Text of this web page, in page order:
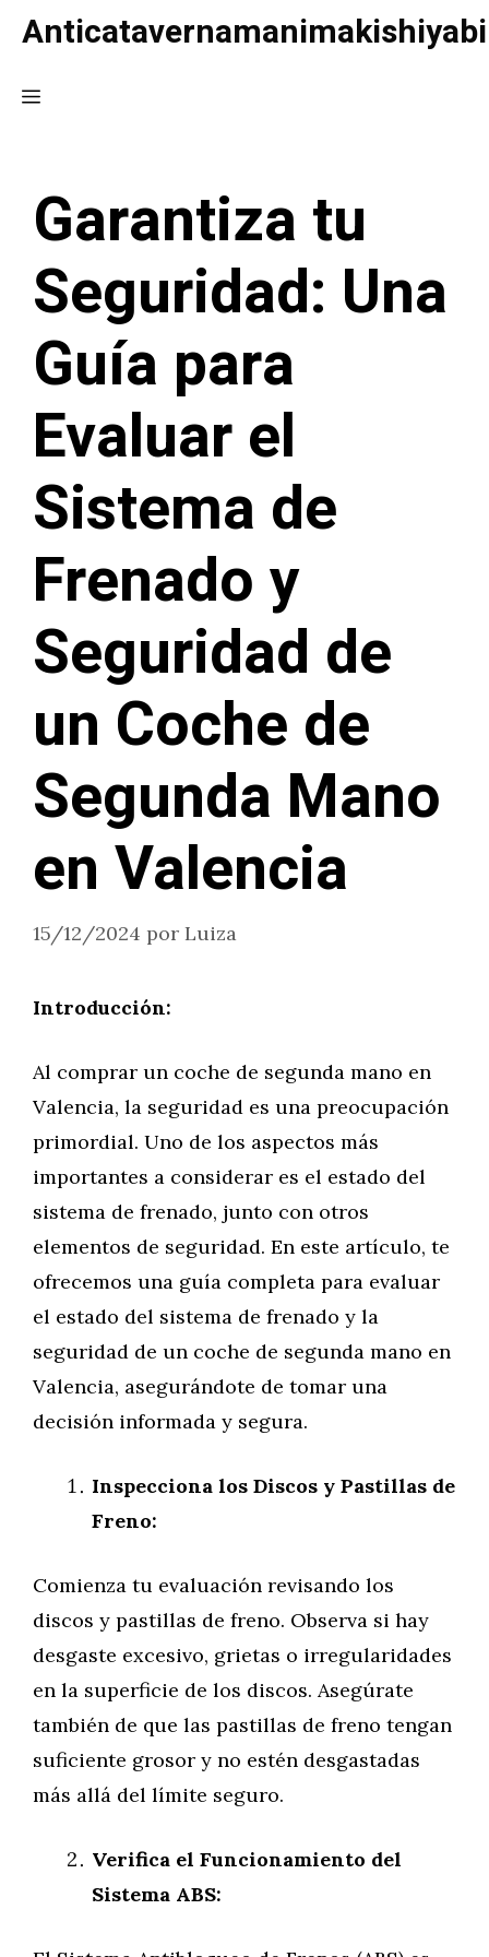
Saltar
contenido
Anticatavernamanimakishiyabi
Menú
Garantiza tu
Seguridad: Una
Guía para
Evaluar el
Sistema de
Frenado y
Seguridad de
un Coche de
Segunda Mano
en Valencia
15/12/2024 por Luiza
Introducción:
Al comprar un coche de segunda mano en
Valencia, la seguridad es una preocupación
primordial. Uno de los aspectos más
importantes a considerar es el estado del
sistema de frenado, junto con otros
elementos de seguridad. En este artículo, te
ofrecemos una guía completa para evaluar
el estado del sistema de frenado y la
seguridad de un coche de segunda mano en
Valencia, asegurándote de tomar una
decisión informada y segura.
Inspecciona los Discos y Pastillas de
Freno:
Comienza tu evaluación revisando los
discos y pastillas de freno. Observa si hay
desgaste excesivo, grietas o irregularidades
en la superficie de los discos. Asegúrate
también de que las pastillas de freno tengan
suficiente grosor y no estén desgastadas
más allá del límite seguro.
Verifica el Funcionamiento del
Sistema ABS: